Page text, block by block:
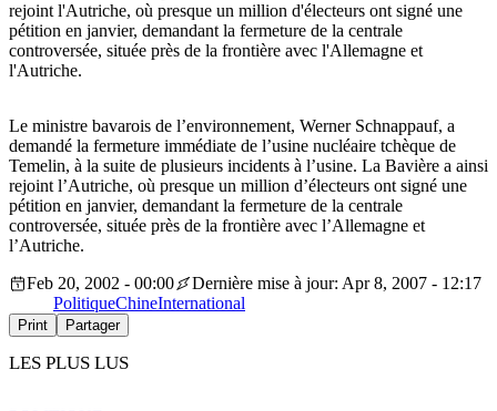
rejoint l'Autriche, où presque un million d'électeurs ont signé une
pétition en janvier, demandant la fermeture de la centrale
controversée, située près de la frontière avec l'Allemagne et
l'Autriche.
Le ministre bavarois de l’environnement, Werner Schnappauf, a
demandé la fermeture immédiate de l’usine nucléaire tchèque de
Temelin, à la suite de plusieurs incidents à l’usine. La Bavière a ainsi
rejoint l’Autriche, où presque un million d’électeurs ont signé une
pétition en janvier, demandant la fermeture de la centrale
controversée, située près de la frontière avec l’Allemagne et
l’Autriche.
Feb 20, 2002 - 00:00
Dernière mise à jour: Apr 8, 2007 - 12:17
PolitiqueChineInternational
Print Partager
LES PLUS LUS